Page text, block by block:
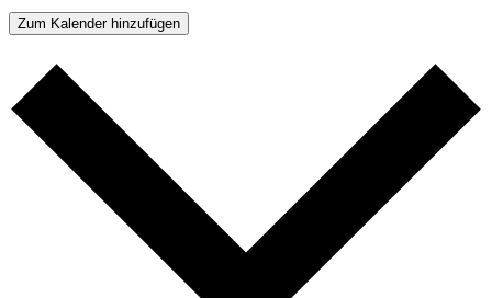
Zum Kalender hinzufügen